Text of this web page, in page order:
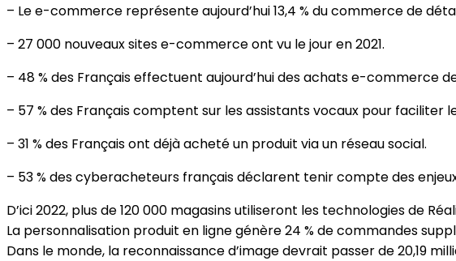
– Le e-commerce représente aujourd’hui 13,4 % du commerce de
– 27 000 nouveaux sites e-commerce ont vu le jour en 2021.
– 48 % des Français effectuent aujourd’hui des achats e-commerce
– 57 % des Français comptent sur les assistants vocaux pour faciliter
– 31 % des Français ont déjà acheté un produit via un réseau social.
– 53 % des cyberacheteurs français déclarent tenir compte des
D’ici 2022, plus de 120 000 magasins utiliseront les technologies de
La personnalisation produit en ligne génère 24 % de commandes
Dans le monde, la reconnaissance d’image devrait passer de 20,19